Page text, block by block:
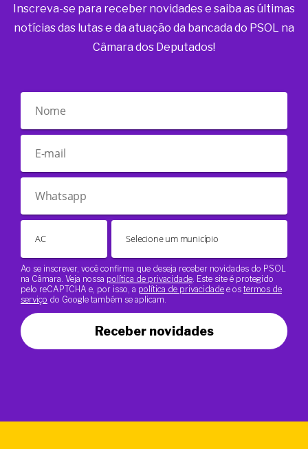
Inscreva-se para receber novidades e saiba as últimas
notícias das lutas e da atuação da bancada do PSOL na
Câmara dos Deputados!
Ao se inscrever, você confirma que deseja receber novidades do PSOL
na Câmara. Veja nossa política de privacidade . Este site é protegido
pelo reCAPTCHA e, por isso, a política de privacidade e os termos de
serviço do Google também se aplicam.
Receber novidades